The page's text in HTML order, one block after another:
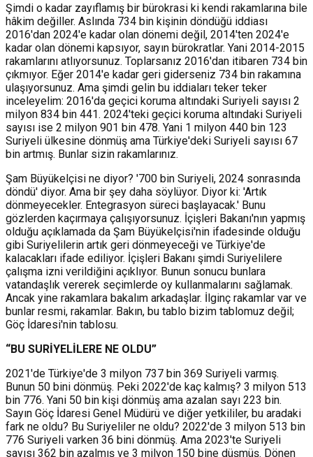
Şimdi o kadar zayıflamış bir bürokrasi ki kendi rakamlarına bile
hâkim değiller. Aslında 734 bin kişinin döndüğü iddiası
2016'dan 2024'e kadar olan dönemi değil, 2014'ten 2024'e
kadar olan dönemi kapsıyor, sayın bürokratlar. Yani 2014-2015
rakamlarını atlıyorsunuz. Toplarsanız 2016'dan itibaren 734 bin
çıkmıyor. Eğer 2014'e kadar geri giderseniz 734 bin rakamına
ulaşıyorsunuz. Ama şimdi gelin bu iddiaları teker teker
inceleyelim: 2016'da geçici koruma altındaki Suriyeli sayısı 2
milyon 834 bin 441. 2024'teki geçici koruma altındaki Suriyeli
sayısı ise 2 milyon 901 bin 478. Yani 1 milyon 440 bin 123
Suriyeli ülkesine dönmüş ama Türkiye'deki Suriyeli sayısı 67
bin artmış. Bunlar sizin rakamlarınız.
Şam Büyükelçisi ne diyor? '700 bin Suriyeli, 2024 sonrasında
döndü' diyor. Ama bir şey daha söylüyor. Diyor ki: 'Artık
dönmeyecekler. Entegrasyon süreci başlayacak.' Bunu
gözlerden kaçırmaya çalışıyorsunuz. İçişleri Bakanı'nın yapmış
olduğu açıklamada da Şam Büyükelçisi'nin ifadesinde olduğu
gibi Suriyelilerin artık geri dönmeyeceği ve Türkiye'de
kalacakları ifade ediliyor. İçişleri Bakanı şimdi Suriyelilere
çalışma izni verildiğini açıklıyor. Bunun sonucu bunlara
vatandaşlık vererek seçimlerde oy kullanmalarını sağlamak.
Ancak yine rakamlara bakalım arkadaşlar. İlginç rakamlar var ve
bunlar resmi, rakamlar. Bakın, bu tablo bizim tablomuz değil;
Göç İdaresi'nin tablosu.
“BU SURİYELİLERE NE OLDU”
2021'de Türkiye'de 3 milyon 737 bin 369 Suriyeli varmış.
Bunun 50 bini dönmüş. Peki 2022'de kaç kalmış? 3 milyon 513
bin 776. Yani 50 bin kişi dönmüş ama azalan sayı 223 bin.
Sayın Göç İdaresi Genel Müdürü ve diğer yetkililer, bu aradaki
fark ne oldu? Bu Suriyeliler ne oldu? 2022'de 3 milyon 513 bin
776 Suriyeli varken 36 bini dönmüş. Ama 2023'te Suriyeli
sayısı 362 bin azalmış ve 3 milyon 150 bine düşmüş. Dönen